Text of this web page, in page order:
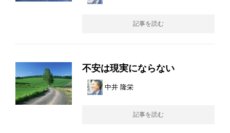
記事を読む
不安は現実にならない
中井 隆栄
記事を読む